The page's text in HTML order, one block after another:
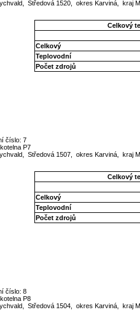
Středová 1520, okres Karviná, kraj
Celkový
Celkový
Teplovodní
Počet zdrojů
číslo: 7
P7
Středová 1507, okres Karviná, kraj
Celkový
Celkový
Teplovodní
Počet zdrojů
číslo: 8
P8
Středová 1504, okres Karviná, kraj